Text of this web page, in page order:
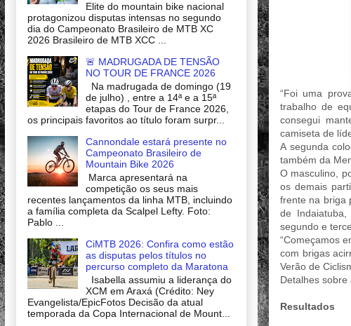
“Foi uma
trabalho de
consegui
camiseta de
A segunda
também da
O masculino,
os demais
frente na briga
de
segundo e
“Começamos
com brigas
Verão de
Detalhes sobre
Resultados
Elite do mountain bike nacional
protagonizou disputas intensas no segundo
dia do Campeonato Brasileiro de MTB XC
2026 Brasileiro de MTB XCC ...
🚨 MADRUGADA DE TENSÃO
NO TOUR DE FRANCE 2026
Na madrugada de domingo (19
de julho) , entre a 14ª e a 15ª
etapas do Tour de France 2026,
os principais favoritos ao título foram surpr...
Cannondale estará presente no
Campeonato Brasileiro de
Mountain Bike 2026
Marca apresentará na
competição os seus mais
recentes lançamentos da linha MTB, incluindo
a família completa da Scalpel Lefty. Foto:
Pablo ...
CiMTB 2026: Confira como estão
as disputas pelos títulos no
percurso completo da Maratona
Isabella assumiu a liderança do
XCM em Araxá (Crédito: Ney
Evangelista/EpicFotos Decisão da atual
temporada da Copa Internacional de Mount...